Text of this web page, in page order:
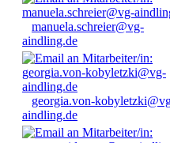
manuela.schreier@vg-
aindling.de
georgia.von-
aindling.de